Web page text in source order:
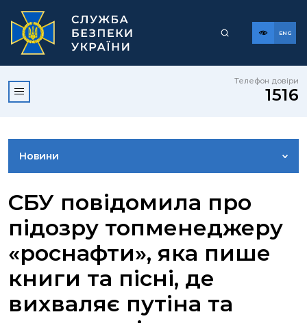
ENG
Телефон довіри
1516
Новини
ВІДЕОГАЛЕРЕЯ
КОНТАКТИ ПРЕСЦЕНТРУ
СБУ повідомила про
підозру топменеджеру
«роснафти», яка пише
книги та пісні, де
вихваляє путіна та